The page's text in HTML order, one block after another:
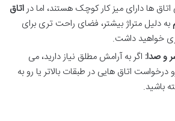
اتاق ها دارای میز کار کوچک هستند، اما دراتاق
به دلیل متراژ بیشتر، فضای راحت تری برای
خواهید داشت.
و صدا: اگر به آرامش مطلق نیاز دارید، می
درخواست اتاق هایی در طبقات بالاتر یا رو به
باشید.